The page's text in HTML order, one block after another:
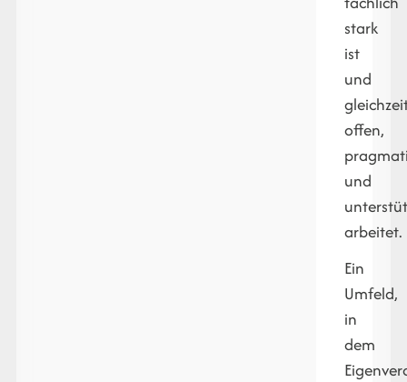
stark
ist
und
offen,
und
arbeitet.
Ein
Umfeld,
in
dem